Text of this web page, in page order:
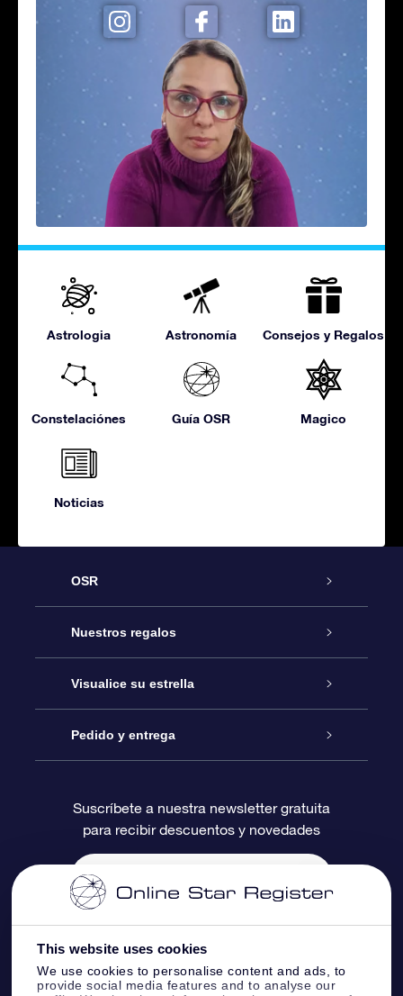
This website uses cookies
We use cookies to personalise content and ads, to
provide social media features and to analyse our
Astrologia Astronomía Consejos y Regalos
Constelaciónes Guía OSR Magico
Noticias
OSR
Atención
Contáctanos
Blog
Reseñas
Nuestros regalos
Regalo Estrella Online
Paquete de Regalo OSR
Tarjeta de Regalo OSR
Regalos empresariales
Visualice su estrella
Registro estelar
Página de Estrella Personalizada
Un Millón de Estrellas
Aplicación de RV Llévame a las estrellas
Pedido y entrega
Información de Pago
Información de Envío
Constelaciones
Suscríbete a nuestra newsletter gratuita
para recibir descuentos y novedades